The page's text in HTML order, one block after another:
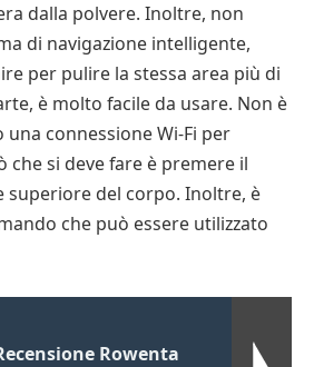
dalla polvere. Inoltre, non
di navigazione intelligente,
per pulire la stessa area più di
è molto facile da usare. Non è
una connessione Wi-Fi per
che si deve fare è premere il
superiore del corpo. Inoltre, è
che può essere utilizzato
Rowenta